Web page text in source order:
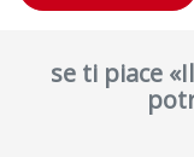
se ti piace